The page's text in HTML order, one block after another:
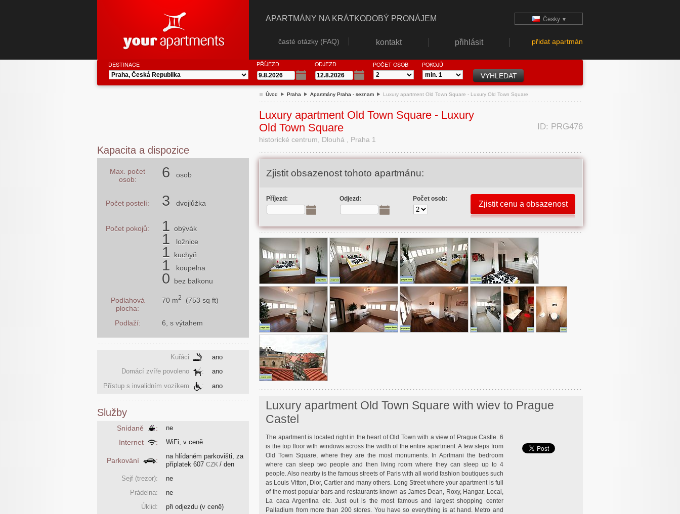
APARTMÁNY NA KRÁTKODOBÝ PRONÁJEM Česky ▼
časté otázky (FAQ) kontakt přihlásit přidat apartmán
DESTINACE PŘÍJEZD ODJEZD POČET OSOB POKOJŮ
Úvod Praha Apartmány Praha - seznam Luxury apartment Old Town Square - Luxury Old Town Square
Luxury apartment Old Town Square - Luxury
Old Town Square
historické centrum, Dlouhá , Praha 1
ID: PRG476
Zjistit obsazenost tohoto apartmánu:
Příjezd: Odjezd: Počet osob:
Luxury apartment Old Town Square with wiev to Prague
Castel
The apartment is located right in the heart of Old Town with a view of Prague Castle. 6
is the top floor with windows across the width of the entire apartment. A few steps from
Old Town Square, where they are the most monuments. In Aprtmani the bedroom
where can sleep two people and then living room where they can sleep up to 4
people. Also nearby is the famous streets of Paris with all world fashion boutiques such
as Louis Vitton, Dior, Cartier and many others. Long Street where your apartment is full
of the most popular bars and restaurants known as James Dean, Roxy, Hangar, Local,
La caca Argentina etc. Just out is the most famous and largest shopping center
Palladium from more than 200 stores. You have so everything is at hand. Metro and
Kapacita a dispozice
Max. počet
osob:
6 osob
Počet postelí: 3 dvojlůžka
Počet pokojů: 1 obývák
1 ložnice
1 kuchyň
1 koupelna
0 bez balkonu
Podlahová
plocha:
70 m2 (753 sq ft)
Podlaží: 6, s výtahem
Kuřáci :
ano
Domácí zvíře povoleno
:
ano
Přístup s invalidním vozíkem
: ano
Služby
Snídaně : ne
Internet : WiFi, v ceně
Parkování :
na hlídaném parkovišti, za
příplatek 607 CZK / den
Sejf (trezor):
ne
Prádelna:
ne
Úklid:
při odjezdu (v ceně)